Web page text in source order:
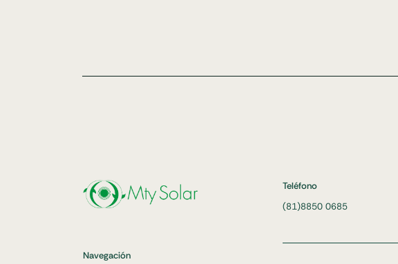
Navegación
Teléfono
(81)8850 0685